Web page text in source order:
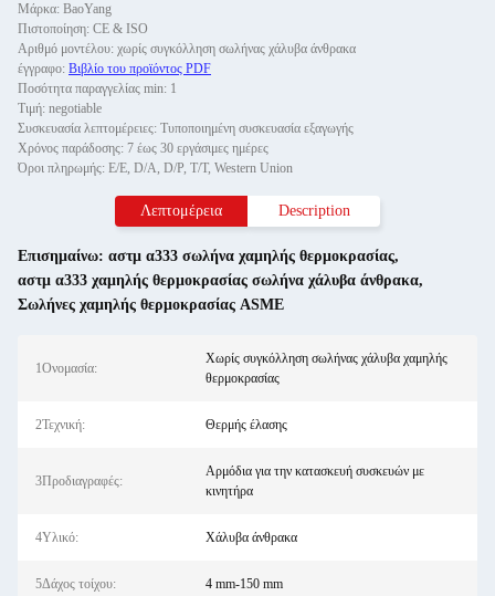
Μάρκα: BaoYang
Πιστοποίηση: CE & ISO
Αριθμό μοντέλου: χωρίς συγκόλληση σωλήνας χάλυβα άνθρακα
έγγραφο: Βιβλίο του προϊόντος PDF
Ποσότητα παραγγελίας min: 1
Τιμή: negotiable
Συσκευασία λεπτομέρειες: Τυποποιημένη συσκευασία εξαγωγής
Χρόνος παράδοσης: 7 έως 30 εργάσιμες ημέρες
Όροι πληρωμής: Ε/Ε, D/A, D/P, T/T, Western Union
Λεπτομέρεια Description
Επισημαίνω: αστμ α333 σωλήνα χαμηλής θερμοκρασίας,
αστμ α333 χαμηλής θερμοκρασίας σωλήνα χάλυβα άνθρακα,
Σωλήνες χαμηλής θερμοκρασίας ASME
1Ονομασία:
Χωρίς συγκόλληση σωλήνας χάλυβα χαμηλής
θερμοκρασίας
2Τεχνική: Θερμής έλασης
3Προδιαγραφές:
Αρμόδια για την κατασκευή συσκευών με
κινητήρα
4Υλικό: Χάλυβα άνθρακα
5Δάχος τοίχου: 4 mm-150 mm